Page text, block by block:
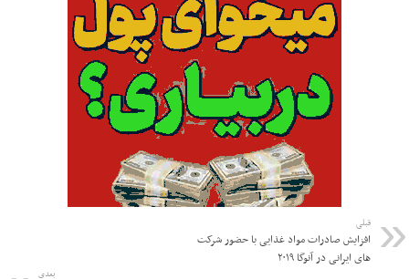
قبلی
افزایش صادرات مواد غذایی با حضور شرکت
های ایرانی در آنوگا ۲۰۱۹
بعدی